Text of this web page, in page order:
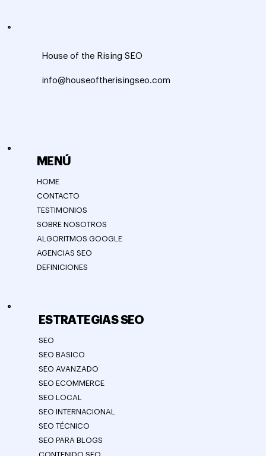
MENÚ
HOME
CONTACTO
TESTIMONIOS
SOBRE NOSOTROS
ALGORITMOS GOOGLE
AGENCIAS SEO
DEFINICIONES
ESTRATEGIAS SEO
SEO
SEO BASICO
SEO AVANZADO
SEO ECOMMERCE
SEO LOCAL
SEO INTERNACIONAL
SEO TÉCNICO
SEO PARA BLOGS
CONTENIDO SEO
House of the Rising SEO
info@houseoftherisingseo.com